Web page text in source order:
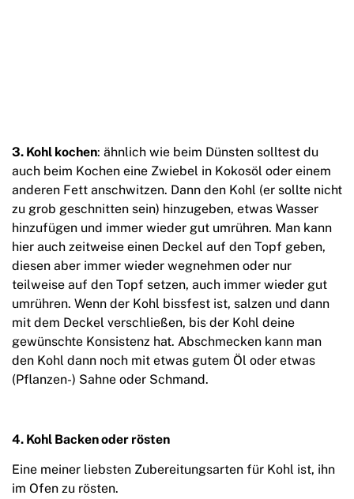
3. Kohl kochen: ähnlich wie beim Dünsten solltest du
auch beim Kochen eine Zwiebel in Kokosöl oder einem
anderen Fett anschwitzen. Dann den Kohl (er sollte nicht
zu grob geschnitten sein) hinzugeben, etwas Wasser
hinzufügen und immer wieder gut umrühren. Man kann
hier auch zeitweise einen Deckel auf den Topf geben,
diesen aber immer wieder wegnehmen oder nur
teilweise auf den Topf setzen, auch immer wieder gut
umrühren. Wenn der Kohl bissfest ist, salzen und dann
mit dem Deckel verschließen, bis der Kohl deine
gewünschte Konsistenz hat. Abschmecken kann man
den Kohl dann noch mit etwas gutem Öl oder etwas
(Pflanzen-) Sahne oder Schmand.
4. Kohl Backen oder rösten
Eine meiner liebsten Zubereitungsarten für Kohl ist, ihn
im Ofen zu rösten.